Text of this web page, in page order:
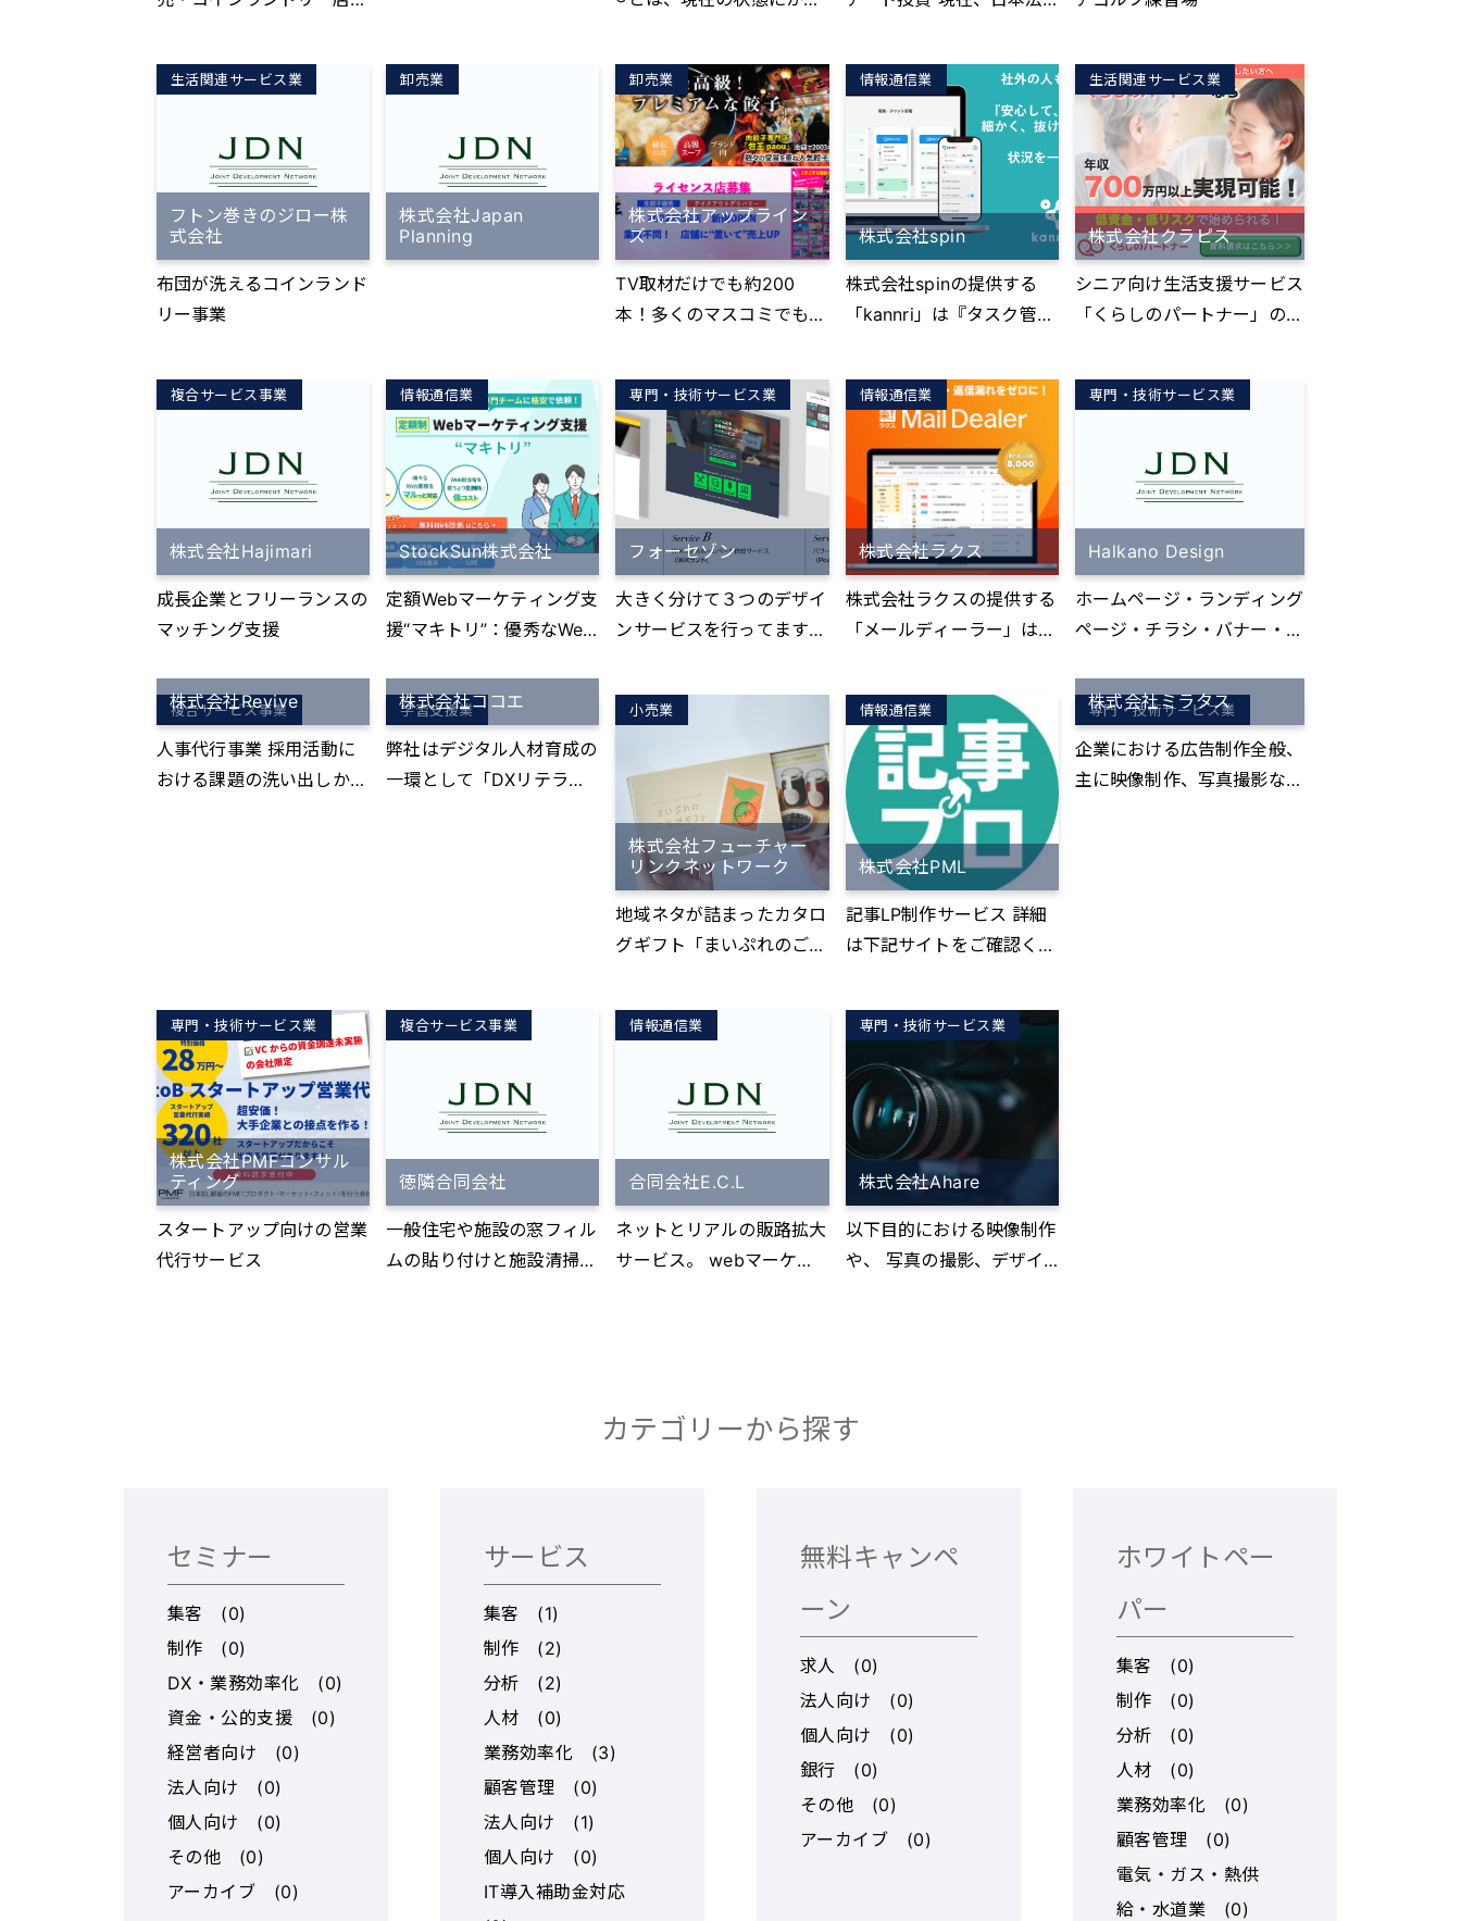
はあるのにコースだと実力
「身に付けた技術を発揮で
きるコツ」を指導。 全店
にゴルフシミュレーター
『GDR』完備。手ぶらで通
え、直営・FC含め全店利
ら、わずか1年半で直営店2
7店舗を展開し、未だ撤退
ゼロ。 2022年8月、FC加
盟店オーナー募集開始。 2
023年10月までにFC加盟
店4店舗出店。 2023年11
月現在、新規出店準備中オ
ーナー3組、加盟を前向き
に検討中の方が3組。 ▼レ
高単価プラン。 価格帯と
してはライザップゴルフ、
ゴルフパフォーマンス等が
競合に該当。全店で最もお
述の競合2社と比較すると
価格設定。 ▼集客力 母体
がマーケティング会社で、
スタマーサクセスチームを
内製化。脱毛サロン事業に
おいて圧倒的な集客力を誇
る「メンズクリア」等と同
働効率がもたらす『収益性
年間売上は約9,000万円、
加盟店様の年間利益は2,0
00万円以上（※）も実現可
能。 投資回収1年半〜2年
半と、どのゴルフFCより
素早い投資回収も可能！
（※3打席の場合。エリア、
厚いサポート体制 （開業
前） 商圏分析、物件探
し満足できる人生を生きて
いくことができる、弊社代
表の高衣紗彩が独自に開発
したオリジナル・メソッド
です。 こちらを個人向け、
また法人様の社員様向けに
展開しております。 http
s://missionmikke.com/co
nsul/ こちらに内容が書い
抱えており、その企業様の
資産管理を承っておりま
す、いずれも、相続や現在
の資産防衛に絡む内容が多
いです。 現状、低金利下
の強烈な円安の動きによ
り、資産を抱えたまま円で
保有されている企業様の資
金がみるみると目減りをし
運用ニーズが急激に高まっ
てきております。 弊社は
アメリカベースにて、ロサ
ンゼルスの不動産開発事業
とアート投資を運営してお
ります。 実物資産を用い
て、企業様とオーナー様の
資産を管理しております。
生活関連サービス業
フトン巻きのジロー株
式会社
布団が洗えるコインランド
リー事業
卸売業
株式会社Japan
Planning
卸売業
株式会社アップライン
ズ
TV取材だけでも約200
本！多くのマスコミでも紹
王Paou」が、さまざまな
業種の店舗の売上を簡単に
上積できるライセンスをご
提案。 冷凍で○生餃子直
売。 調理して○テイクア
ウト○デリバリー○キッチ
ンカー○既存メニューにプ
ラス、などで販売拡大。
用途は幅広く、新たな売上
情報通信業
株式会社spin
株式会社spinの提供する
「kannri」は『タスク管理
ルです。 タスク管理、プ
ロジェクト管理、施工管
理、営業進捗管理、顧客管
理、クライアント管理、社
内業務管理、製造工程管
理、不動産修繕管理など、
さまざまな管理に関する業
務を『細かく、抜け漏れな
く、ワンツール』で進捗管
り）』でご利用できるタス
ク管理コミュニケーション
ツールです。 -------------
---------------------------
---------------------------
-- ▼こんなお悩みはあり
ませんか？ ---------------
---------------------------
---------------------------
様】 ・情報は紙で管理 ・
引き継ぎは紙と口伝 ・外
部との情報共有は電話or対
面 【DX対応している会社
様】 ・階層が深められ
ず、細かく業務の進捗管理
ができない ・他業務の会
話に埋もれ管理が抜け漏れ
る ・ツールに不慣れな方
り、効率的な情報共有が必
で解決できます！ --------
------- 「kannriの4つの特
スク管理が可能 ・階層を
無限に増やせる チームや
チャネルなどの階層を2階
層ではなく、階層を下に無
限に増やせる仕様のため、
生活関連サービス業
株式会社クラピス
シニア向け生活支援サービス
「くらしのパートナー」の運
複合サービス事業
株式会社Hajimari
成長企業とフリーランスの
マッチング支援
情報通信業
StockSun株式会社
定額Webマーケティング支
援“マキトリ”：優秀なWeb
安で依頼できる月額定額制
のサービス（https://stock
-sun.com/makitori/lp/）
専門・技術サービス業
フォーセゾン
大きく分けて３つのデザイ
ンサービスを行ってます。
ページ作成サービス http
s://www.wix-land.com/
ノーコードツールであるW
ixを利用してホームページ
を作成します。ノーコード
であるため、スピーディか
つリーズナブルなホームペ
ージ制作が可能。デザイン
クオリティもハイレベルで
能です。 ーーー ●デザイ
作成サービス https://ww
w.powerpoint-osaka.biz/
クオリティパワポです。静
止画タイプからアニメーシ
ョン機能をフルに使った完
全動画タイプ、HTMLタイ
ミュレーションサイトなど
ビス https://www.fo-sez
on.com/ パンフレット、
カタログ、チラシ、ポスタ
ー、DM、情報誌等、紙媒
体全般の企画制作・デザイ
ンサービスです。 ーーー
いずれのサービスも、デザ
作に関わる関連サービスは
情報通信業
株式会社ラクス
株式会社ラクスの提供する
「メールディーラー」は、
有メールアドレスやメーリ
ングリスト宛にくるメール
を複数名での対応・管理に
特化したメール共有システ
ムです。 -----------------
---------------------------
-------------------------
▼このようなお悩みはござ
いませんか？ -------------
-- ・メールの見落とし・
漏れ・遅れが発生してい
る… ・誰がどのメールを対
応しているのかわからな
い… ・チームへ共有するた
めのCcでのメール共有が
多すぎる… ・問い合わせ対
応が属人化している… ----
---------------------------
---------------------------
専門・技術サービス業
Halkano Design
ホームページ・ランディング
ページ・チラシ・バナー・In
複合サービス事業
株式会社Revive
人事代行事業 採用活動に
おける課題の洗い出しか
企業の成長スピードの拡大
をお手伝いします。
学習支援業
株式会社ココエ
弊社はデジタル人材育成の
一環として「DXリテラシ
がする」ではなく、本当に
った」と思える講座をご提
供させていただきます。
マホからも視聴でき、隙間
時間を有効活用することが
できます。 ◆他社にな
い、本質を捉えた講習 「D
小売業
株式会社フューチャー
リンクネットワーク
地域ネタが詰まったカタロ
グギフト「まいぷれのご当
な産品が選べる、だけじゃ
ない。 商品開発の背景ス
ばめた商品紹介カードが入
っています。読んで楽しい
見て楽しい、そして地域愛
をちょっとくすぐられる。
そんなカタログギフトで
す。 商品はすべて地域の
情報通信業
株式会社PML
記事LP制作サービス 詳細
は下記サイトをご確認くだ
o.jp/
専門・技術サービス業
株式会社ミラタス
企業における広告制作全般、
主に映像制作、写真撮影など
専門・技術サービス業
株式会社PMFコンサル
ティング
スタートアップ向けの営業
代行サービス
複合サービス事業
徳隣合同会社
一般住宅や施設の窓フィル
ムの貼り付けと施設清掃事
情報通信業
合同会社E.C.L
ネットとリアルの販路拡大
サービス。 webマーケテ
専門・技術サービス業
株式会社Ahare
以下目的における映像制作
や、 写真の撮影、デザイ
企業紹介 ・Webサイトの
ファーストビュー
カテゴリーから探す
セミナー
集客 (0)
制作 (0)
DX・業務効率化 (0)
資金・公的支援 (0)
経営者向け (0)
法人向け (0)
個人向け (0)
その他 (0)
アーカイブ (0)
サービス
集客 (1)
制作 (2)
分析 (2)
人材 (0)
業務効率化 (3)
顧客管理 (0)
法人向け (1)
個人向け (0)
IT導入補助金対応
無料キャンペ
ーン
求人 (0)
法人向け (0)
個人向け (0)
銀行 (0)
その他 (0)
アーカイブ (0)
ホワイトペー
パー
集客 (0)
制作 (0)
分析 (0)
人材 (0)
業務効率化 (0)
顧客管理 (0)
電気・ガス・熱供
給・水道業 (0)